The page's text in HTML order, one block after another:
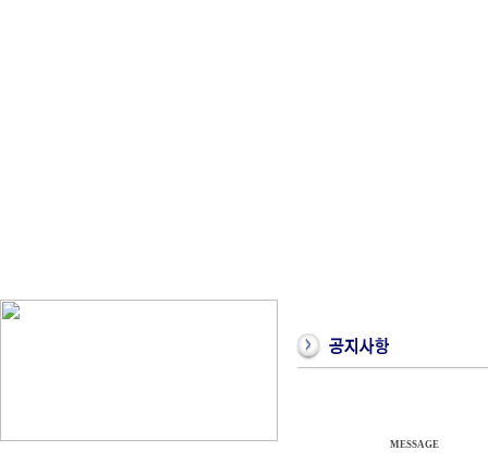
MESSAGE